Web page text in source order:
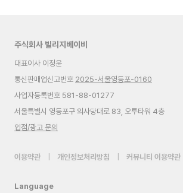
주식회사 빌리지베이비
대표이사 이정윤
통신판매업신고번호 2025-서울영등포-0160
사업자등록번호 581-88-01277
서울특별시 영등포구 의사당대로 83, 오투타워 4층
입점/광고 문의
이용약관 개인정보처리방침 커뮤니티 이용약관
Language